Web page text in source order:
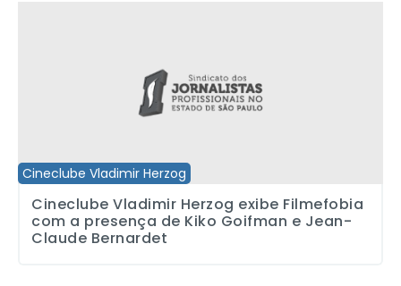
Cineclube Vladimir Herzog
Cineclube Vladimir Herzog exibe Filmefobia
com a presença de Kiko Goifman e Jean-
Claude Bernardet